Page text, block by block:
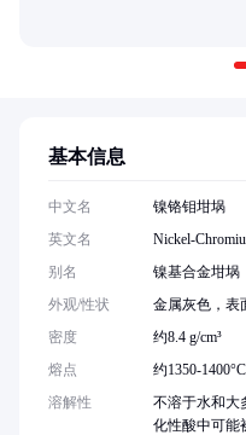
基本信息
中文名
镍铬钼坩埚
英文名
Nickel-
别名
镍基合金坩埚
外观/性状
金属灰色，表
密度
约8.4 g/cm³
熔点
约1350-1400°C
溶解性
不溶于水和大
化性酸中可能